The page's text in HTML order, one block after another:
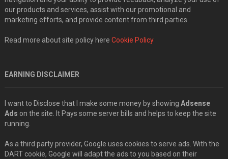
our products and services, assist with our promotional and
marketing efforts, and provide content from third parties.
Read more about site policy here Cookie Policy
EARNING DISCLAIMER
I want to Disclose that I make some money by showing Adsense
Ads on the site. It Pays some server bills and helps to keep the site
running.
As a third party provider, Google uses cookies to serve ads. With the
DART cookie, Google will adapt the ads to you based on their